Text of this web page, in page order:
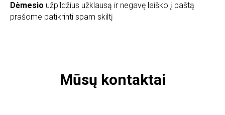
Dėmesio užpildžius užklausą ir negavę laiško į paštą
prašome patikrinti spam skiltį
Mūsų kontaktai